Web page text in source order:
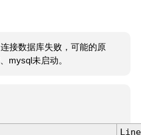
接数据库失败，可能的原
mysql未启动。
Line